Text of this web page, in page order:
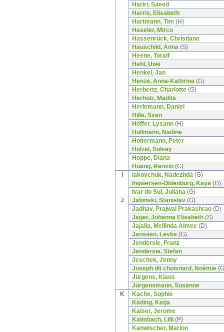
Hariri, Saeed
Harris, Elisabeth
Hartmann, Tim (H)
Haseler, Mirco
Hassenrück, Christiane
Hauschild, Anna(S)
Heene, Toralf
Hehl, Uwe
Henkel, Jan
Henze, Anna-Kathrina(G)
Herbertz, Charlotte(G)
Herholz, Madita
Herlemann, Daniel
Hille, Sven
Höffer, Lysann(H)
Hollmann, Nadine
Holtermann, Peter
Hölzel, Solvey
Hoppe, Diana
Huang, Renxin(G)
I
Iakovchuk, Nadezhda(G)
Ingwersen-Oldenburg, Kaya(D)
Ivar do Sul, Juliana(G)
J
Jabinski, Stanislav(G)
Jadhav, Prajwal Prakashrao(D)
Jäger, Johanna Elisabeth(S)
Jajalla, Mellinda Aimee(D)
Janssen, Levke(G)
Jendersie, Franz
Jendersie, Stefan
Jeschek, Jenny
Joseph dit choisnard, Noémie
Jürgens, Klaus
Jürgensmann, Susanne
K
Kache, Sophie
Käding, Katja
Kaiser, Jerome
Kalmbach, Lilli(P)
Kanwischer, Marion